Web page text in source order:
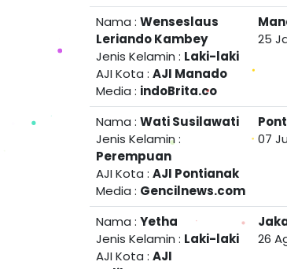
Nama : Wenseslaus
Leriando Kambey
Jenis Kelamin : Laki-laki
AJI Kota : AJI Manado
Media : indoBrita.co
25
Nama : Wati Susilawati
Jenis Kelamin :
Perempuan
AJI Kota : AJI Pontianak
Media : Gencilnews.com
07
Nama : Yetha
Jenis Kelamin : Laki-laki
AJI Kota : AJI
26